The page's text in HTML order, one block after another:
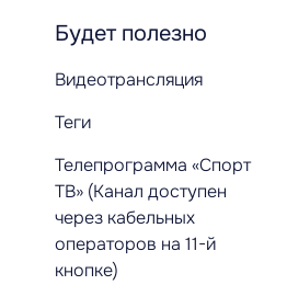
Будет полезно
Видеотрансляция
Теги
Телепрограмма «Спорт
ТВ» (Канал доступен
через кабельных
операторов на 11-й
кнопке)